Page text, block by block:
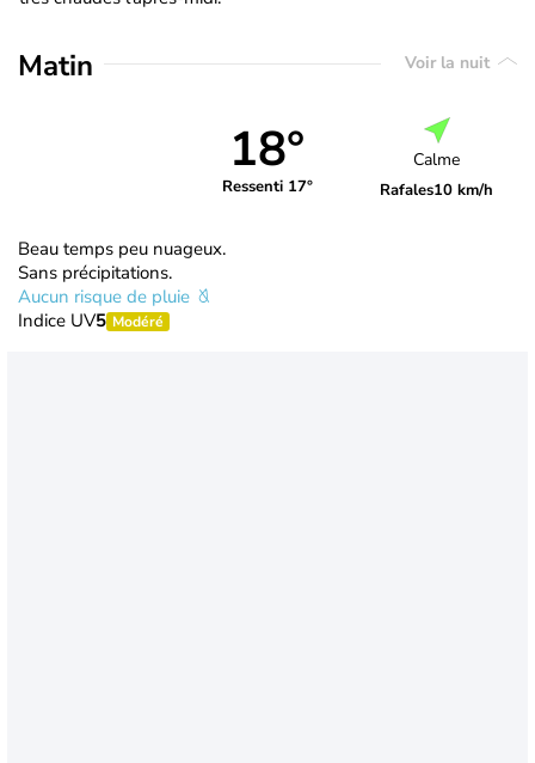
Matin Voir la nuit
18°
Ressenti 17°
Calme
Rafales10 km/h
Beau temps peu nuageux.
Sans précipitations.
Aucun risque de pluie
Indice UV5 Modéré